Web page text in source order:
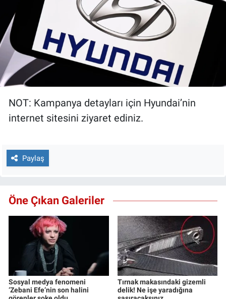
NOT: Kampanya detayları için Hyundai’nin
internet sitesini ziyaret ediniz.
Paylaş
Öne Çıkan Galeriler
Sosyal medya fenomeni
‘Zebani Efe’nin son halini
Tırnak makasındaki gizemli
delik! Ne işe yaradığına